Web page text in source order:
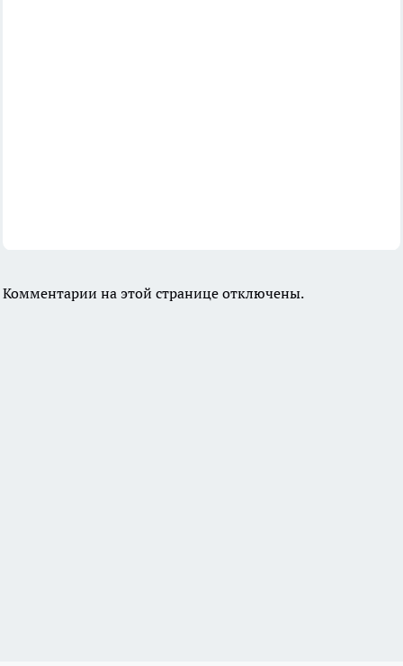
Комментарии на этой странице отключены.